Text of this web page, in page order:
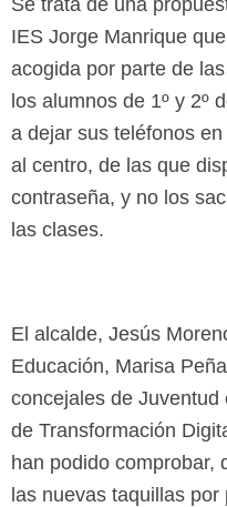
IES Jorge Manrique
acogida por parte de
los alumnos de 1º y 2º
a dejar sus teléfonos
al centro, de las que
contraseña, y no los
las clases.
El alcalde, Jesús
Educación, Marisa
concejales de
de Transformación
han podido comprobar,
las nuevas taquillas por